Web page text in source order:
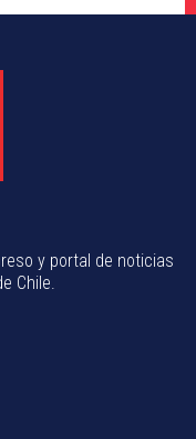
y portal de noticias
Chile.